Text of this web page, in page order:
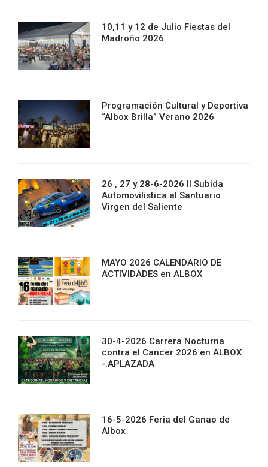
10,11 y 12 de Julio Fiestas del
Madroño 2026
Programación Cultural y Deportiva
“Albox Brilla” Verano 2026
26 , 27 y 28-6-2026 II Subida
Automovilistica al Santuario
Virgen del Saliente
MAYO 2026 CALENDARIO DE
ACTIVIDADES en ALBOX
30-4-2026 Carrera Nocturna
contra el Cancer 2026 en ALBOX
-.APLAZADA
16-5-2026 Feria del Ganao de
Albox